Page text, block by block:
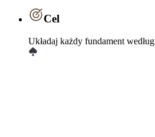
Cel
Układaj każdy fundament